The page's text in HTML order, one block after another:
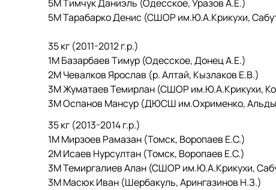
5М Тимчук Даниэль (Одесское, Уразов А.Е.)
5М Тарабарко Денис (СШОР им.Ю.А.Крикухи,
35 кг (2011-2012 г.р.)
1М Базарбаев Тимур (Одесское, Донец А.Е.)
2М Чевалков Ярослав (р. Алтай, Кызлаков Е.В.)
3М Жуматаев Темирлан (СШОР им.Ю.А.Крикухи,
3М Оспанов Мансур (ДЮСШ им.Охрименко,
35 кг (2013-2014 г.р.)
1М Мирзоев Рамазан (Томск, Воропаев Е.С.)
2М Исаев Нурсултан (Томск, Воропаев Е.С.)
3М Темиргалиев Алан (СШОР им.Ю.А.Крикухи,
3М Масюк Иван (Шербакуль, Арингазинов Н.З.)